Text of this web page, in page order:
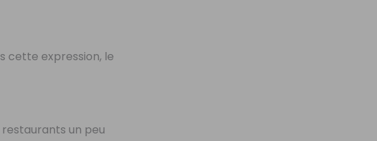
cette expression, le
un peu